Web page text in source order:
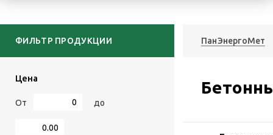
ФИЛЬТР ПРОДУКЦИИ
Цена
От до
ПанЭнергоМет